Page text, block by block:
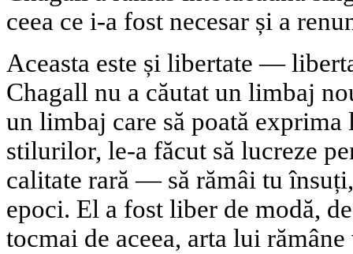
ceea ce i-a fost necesar și a
Aceasta este și libertate —
Chagall nu a căutat un limbaj
un limbaj care să poată exprima
stilurilor, le-a făcut să lucreze
calitate rară — să rămâi tu
epoci. El a fost liber de modă,
tocmai de aceea, arta lui